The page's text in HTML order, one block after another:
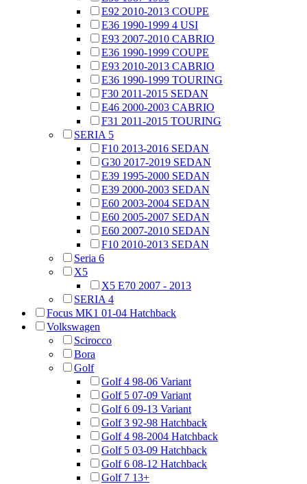
E92 2010-2013 COUPE
E36 1990-1999 4 USI
E93 2007-2010 CABRIO
E36 1990-1999 COUPE
E93 2010-2013 CABRIO
E36 1990-1999 TOURING
F30 2011-2015 SEDAN
E46 2000-2003 CABRIO
F31 2011-2015 TOURING
SERIA 5
F10 2013-2016 SEDAN
G30 2017-2019 SEDAN
E39 1995-2000 SEDAN
E39 2000-2003 SEDAN
E60 2003-2004 SEDAN
E60 2005-2007 SEDAN
E60 2007-2010 SEDAN
F10 2010-2013 SEDAN
Seria 6
X5
X5 E70 2007 - 2013
SERIA 4
Focus MK1 01-04 Hatchback
Volkswagen
Scirocco
Bora
Golf
Golf 4 98-06 Variant
Golf 5 07-09 Variant
Golf 6 09-13 Variant
Golf 3 92-98 Hatchback
Golf 4 98-2004 Hatchback
Golf 5 03-09 Hatchback
Golf 6 08-12 Hatchback
Golf 7 13+